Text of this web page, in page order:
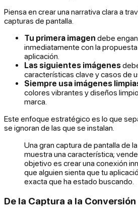
Piensa en crear una narrativa clara a
capturas de pantalla.
Tu primera imagen debe
inmediatamente con la
aplicación.
Las siguientes imágenes
características clave y casos de
Siempre usa imágenes
colores vibrantes y diseños
marca.
Este enfoque estratégico es lo que
se ignoran de las que se instalan.
Una gran captura de pantalla de
muestra una característica; vende
objetivo es crear una conexión
que alguien sienta que tu
exacta que ha estado buscando.
De la Captura a la Conversión